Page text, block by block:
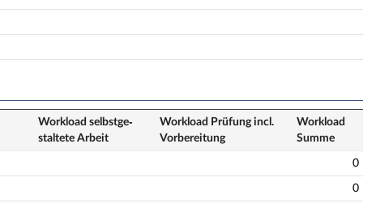
Workload selbstge­
staltete Arbeit
Workload Prüfung incl.
Vorbereitung
Workload
Summe
0
0